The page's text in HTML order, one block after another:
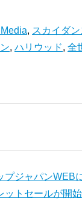
, スカイダ
, ハリウッド, 全
プジャパンWEB
ットセールが開始